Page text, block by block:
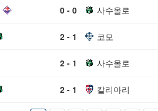
0 - 0 사수올로
2 - 1 코모
2 - 1 사수올로
2 - 1 칼리아리